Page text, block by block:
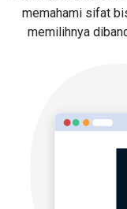
memahami sifat
memilihnya